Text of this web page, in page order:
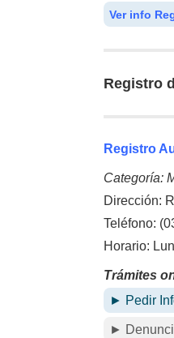
Ver info
Registro
Registro
Categoría:
Dirección:
Teléfono:
Horario:
Trámites
► Pedir
►